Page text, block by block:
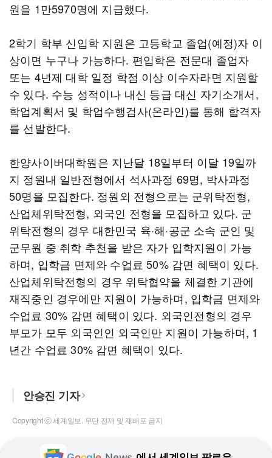
원을 1만5970명에 지급했다.
2학기 학부 신입학 지원은 고등학교 졸업(예정)자 이
상이면 누구나 가능하다. 편입학은 전문대 졸업자
또는 4년제 대학 일정 학점 이상 이수자라면 지원할
수 있다. 수능 성적이나 내신 등급 대신 자기소개서,
학업계획서 및 학업수행검사(온라인)를 통해 합격자
를 선발한다.
한양사이버대학원은 지난달 18일부터 이달 19일까
지 정원내 일반전형에서 석사과정 69명, 박사과정
50명을 모집한다. 정원외 전형으로는 군위탁전형,
산업체위탁전형, 외국인 전형을 모집하고 있다. 군
위탁전형의 경우 대한민국 육·해·공군 소속 군인 및
군무원 중 취학 추천을 받은 자가 입학지원이 가능
하며, 입학금 면제와 수업료 50% 감면 혜택이 있다.
산업체위탁전형의 경우 위탁협약을 체결한 기관에
재직중인 경우에만 지원이 가능하며, 입학금 면제와
수업료 30% 감면 혜택이 있다. 외국인전형의 경우
부모가 모두 외국인인 외국인만 지원이 가능하며, 1
년간 수업료 30% 감면 혜택이 있다.
안승진 기자
Copyright ⓒ 세계일보. 무단 전재 및 재배포 금지